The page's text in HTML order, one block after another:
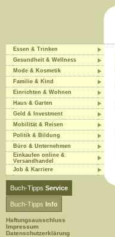
Essen & Trinken
Gesundheit & Wellness
Mode & Kosmetik
Familie & Kind
Einrichten & Wohnen
Haus & Garten
Geld & Investment
Mobilität & Reisen
Politik & Bildung
Büro & Unternehmen
Einkaufen online &
Versandhandel
Job & Karriere
Buch-Tipps Service
Buch-Tipps Info
Haftungsausschluss
Impressum
Datenschutzerklärung